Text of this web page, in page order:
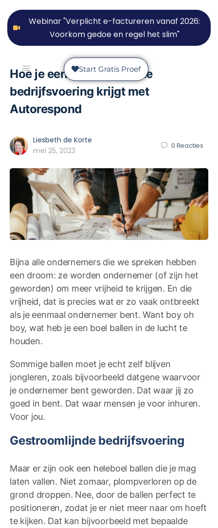
Webinar "Verplicht e-factureren vanaf 2026:
Voorkom gedoe en regel het slim"
Start Gratis Proef
Hoe je een gestroomlijnde
bedrijfsvoering krijgt met
Autorespond
Liesbeth de Korte
mei 25, 2023
0 Reacties
Bijna alle ondernemers die we spreken hebben
een droom: ze worden ondernemer (of zijn het
geworden) om meer vrijheid te krijgen. En die
vrijheid, dat is precies wat er zo vaak ontbreekt
als je eenmaal ondernemer bent. Want boy oh
boy, wat heb je een boel ballen in de lucht te
houden.
Sommige ballen moet je echt zelf blijven
jongleren, zoals bijvoorbeeld datgene waarvoor
je ondernemer bent geworden. Dat waar jij zo
goed in bent. Dat waar mensen je voor inhuren.
Voor jou.
Gestroomlijnde bedrijfsvoering
Maar er zijn ook een heleboel ballen die je mag
laten vallen. Niet zomaar, plompverloren op de
grond droppen. Nee, door de ballen perfect te
positioneren, zodat je er niet meer naar om hoeft
te kijken. Dat kan bijvoorbeeld met bepaalde